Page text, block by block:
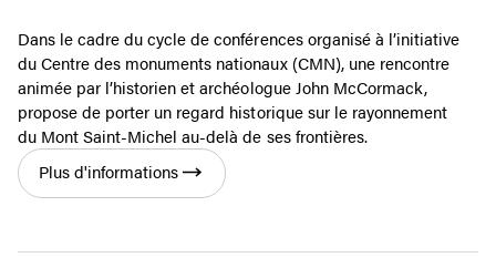
Dans le cadre du cycle de conférences organisé à l’initiative
du Centre des monuments nationaux (CMN), une rencontre
animée par l’historien et archéologue John McCormack,
propose de porter un regard historique sur le rayonnement
du Mont Saint-Michel au-delà de ses frontières.
Plus d'informations